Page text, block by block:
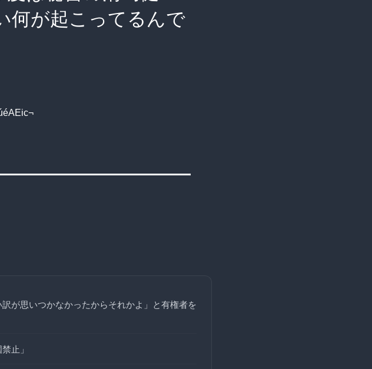
が起こってるんで
が思いつかなかったからそれかよ」と有権者を
止」